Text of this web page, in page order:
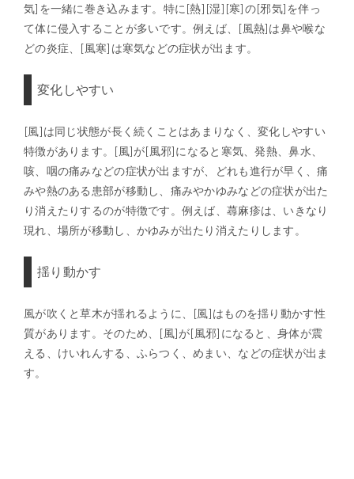
気]を一緒に巻き込みます。特に[熱][湿][寒]の[邪気]を伴っ
て体に侵入することが多いです。例えば、[風熱]は鼻や喉な
どの炎症、[風寒]は寒気などの症状が出ます。
変化しやすい
[風]は同じ状態が長く続くことはあまりなく、変化しやすい
特徴があります。[風]が[風邪]になると寒気、発熱、鼻水、
咳、咽の痛みなどの症状が出ますが、どれも進行が早く、痛
みや熱のある患部が移動し、痛みやかゆみなどの症状が出た
り消えたりするのが特徴です。例えば、蕁麻疹は、いきなり
現れ、場所が移動し、かゆみが出たり消えたりします。
揺り動かす
風が吹くと草木が揺れるように、[風]はものを揺り動かす性
質があります。そのため、[風]が[風邪]になると、身体が震
える、けいれんする、ふらつく、めまい、などの症状が出ま
す。